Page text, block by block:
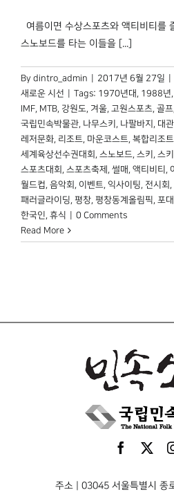
여름이면 수상스포츠와 액티비티를
스노보드를 타는 이들을 [...]
By dintro_admin 2017년 6월 27일
새로운 시선
Tags: 1970년대 , 1988년,
IMF, MTB, 강원도, 겨울, 고원스포츠, 골프
국립민속박물관, 나무스키 , 나팔바지 , 대
레저문화, 리조트, 마운코스트, 복합리조트
세계육상선수권대회 , 스노보드, 스키 , 스
스포츠대회 , 스포츠축제 , 썰매 , 액티비티 ,
월드컵, 음악회 , 이벤트, 익사이팅, 전시회 ,
패러글라이딩, 평창, 평창동계올림픽, 포
한국인, 휴식
0 Comments
Read More
주소 | 03045 서울특별시 종